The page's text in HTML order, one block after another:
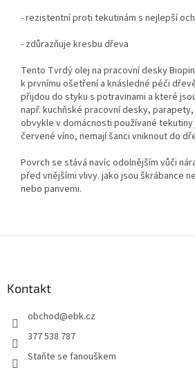
- rezistentní proti tekutinám s nejlepší
- zdůrazňuje kresbu dřeva
Tento Tvrdý olej na pracovní desky
k prvnímu ošetření a knásledné péči
přijdou do styku s potravinami a které
např. kuchňské pracovní desky,
obvykle v domácnosti používané tekutiny
červené víno, nemají šanci vniknout do
Povrch se stává navíc odolnějším vůči
před vnějšími vlivy. jako jsou škrábance
nebo panvemi.
Kontakt
obchod@ebk.cz
377 538 787
Staňte se fanouškem